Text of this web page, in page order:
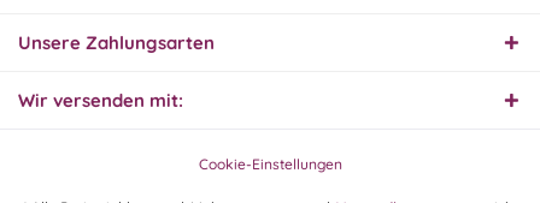
Unsere Zahlungsarten
Wir versenden mit:
Cookie-Einstellungen